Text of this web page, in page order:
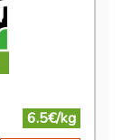
6.5€/kg